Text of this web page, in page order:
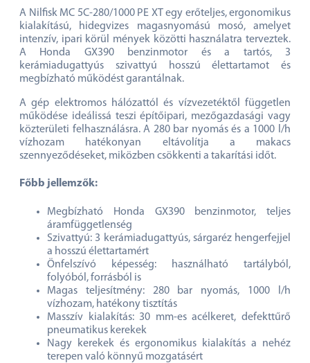
A Nilfisk MC 5C-280/1000 PE XT egy erőteljes, ergonomikus
kialakítású, hidegvizes magasnyomású mosó, amelyet
intenzív, ipari körül mények közötti használatra terveztek.
A Honda GX390 benzinmotor és a tartós, 3
kerámiadugattyús szivattyú hosszú élettartamot és
megbízható működést garantálnak.
A gép elektromos hálózattól és vízvezetéktől független
működése ideálissá teszi építőipari, mezőgazdasági vagy
közterületi felhasználásra. A 280 bar nyomás és a 1000 l/h
vízhozam hatékonyan eltávolítja a makacs
szennyeződéseket, miközben csökkenti a takarítási időt.
Főbb jellemzők:
Megbízható Honda GX390 benzinmotor, teljes
áramfüggetlenség
Szivattyú: 3 kerámiadugattyús, sárgaréz hengerfejjel
a hosszú élettartamért
Önfelszívó képesség: használható tartályból,
folyóból, forrásból is
Magas teljesítmény: 280 bar nyomás, 1000 l/h
vízhozam, hatékony tisztítás
Masszív kialakítás: 30 mm-es acélkeret, defekttűrő
pneumatikus kerekek
Nagy kerekek és ergonomikus kialakítás a nehéz
terepen való könnyű mozgatásért